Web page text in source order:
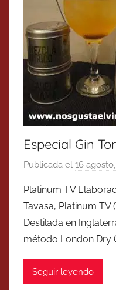
Especial Gin
Publicada el 16
Platinum TV
Tavasa, Platinum TV
Destilada en
método London Dry
Seguir leyendo